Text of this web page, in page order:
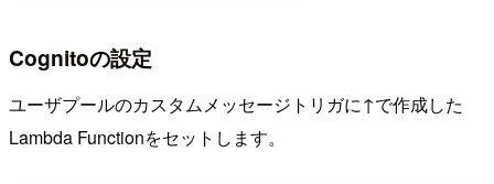
Cognitoの設定
ユーザプールのカスタムメッセージトリガに↑で作成した
Lambda Functionをセットします。